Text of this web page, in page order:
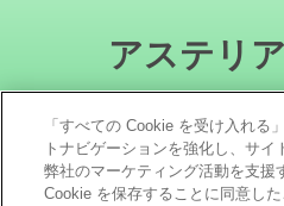
アステリ
「すべての Cookie を受け入れる
トナビゲーションを強化し、サイ
弊社のマーケティング活動を支援
Cookie を保存することに同意した